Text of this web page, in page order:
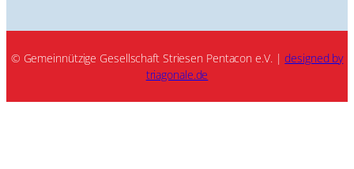
© Gemeinnützige Gesellschaft Striesen Pentacon e.V. |designed by
triagonale.de